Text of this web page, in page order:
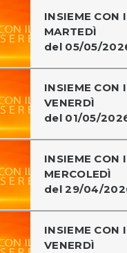
INSIEME CON
MARTEDÌ
del 05/05/
INSIEME CON
VENERDÌ
del 01/05/
INSIEME CON
MERCOLEDÌ
del 29/04/
INSIEME CON
VENERDÌ